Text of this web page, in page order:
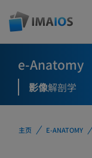
e-Anatomy
影像解剖学
主页 E-ANATOMY